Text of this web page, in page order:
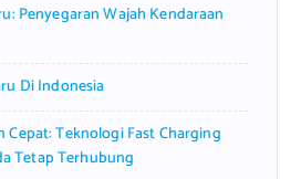
Penyegaran Wajah Kendaraan
Di Indonesia
Cepat: Teknologi Fast Charging
Tetap Terhubung